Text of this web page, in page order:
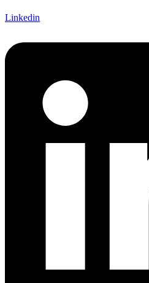
Linkedin